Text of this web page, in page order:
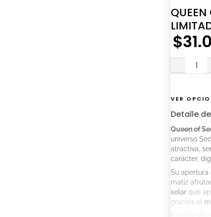
$31.
VER
Detalle
Queen of
universo
atractiva,
carácter,
Su
matiz
solar que
gracias al